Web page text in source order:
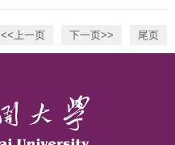
<<上一页 下一页>> 尾页